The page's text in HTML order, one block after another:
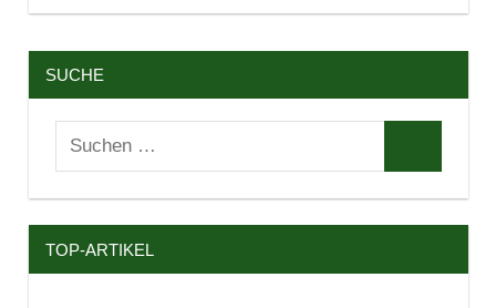
SUCHE
Suchen
TOP-ARTIKEL